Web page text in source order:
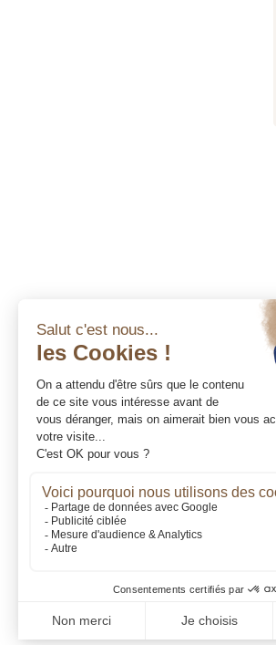
Nos expertises
Stratégie patrimoniale
Stratégie financière
Transmission succession
Optimisation fiscale
Accompagnement